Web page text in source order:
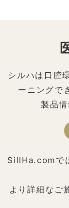
シルハは口腔
ーニングで
製品
SillHa.comで
より詳細なご